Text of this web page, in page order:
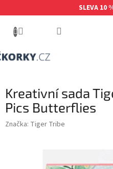
na
SLEVA 10
Kreativní sada
Pics Butterflies
Značka: Tiger Tribe